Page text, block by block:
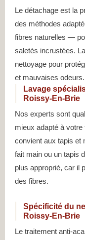
Le détachage est la
des méthodes
fibres naturelles —
saletés incrustées.
nettoyage pour
et mauvaises odeurs.
Lavage
Roissy-En-Brie
Nos experts sont
mieux adapté à
convient aux tapis et
fait main ou un tapis
plus approprié, car il
des fibres.
Spécificité du
Roissy-En-Brie
Le traitement anti-